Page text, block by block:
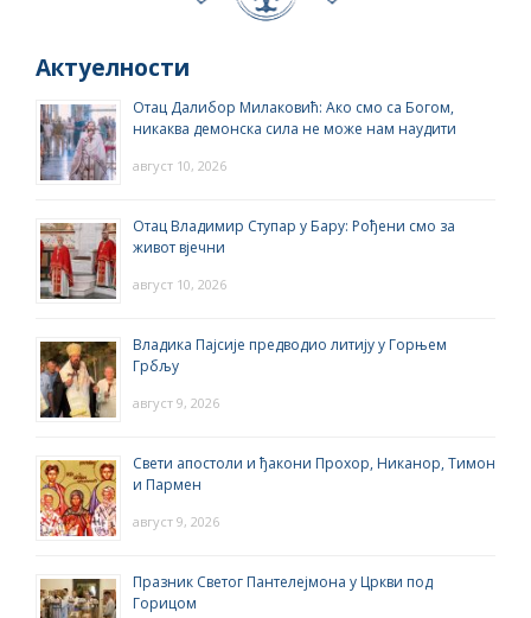
Актуелности
Отац Далибор Милаковић: Ако смо са Богом,
никаква демонска сила не може нам наудити
август 10, 2026
Отац Владимир Ступар у Бару: Рођени смо за
живот вјечни
август 10, 2026
Владика Пајсије предводио литију у Горњем
Грбљу
август 9, 2026
Свети апостоли и ђакони Прохор, Никанор, Тимон
и Пармен
август 9, 2026
Празник Светог Пантелејмона у Цркви под
Горицом